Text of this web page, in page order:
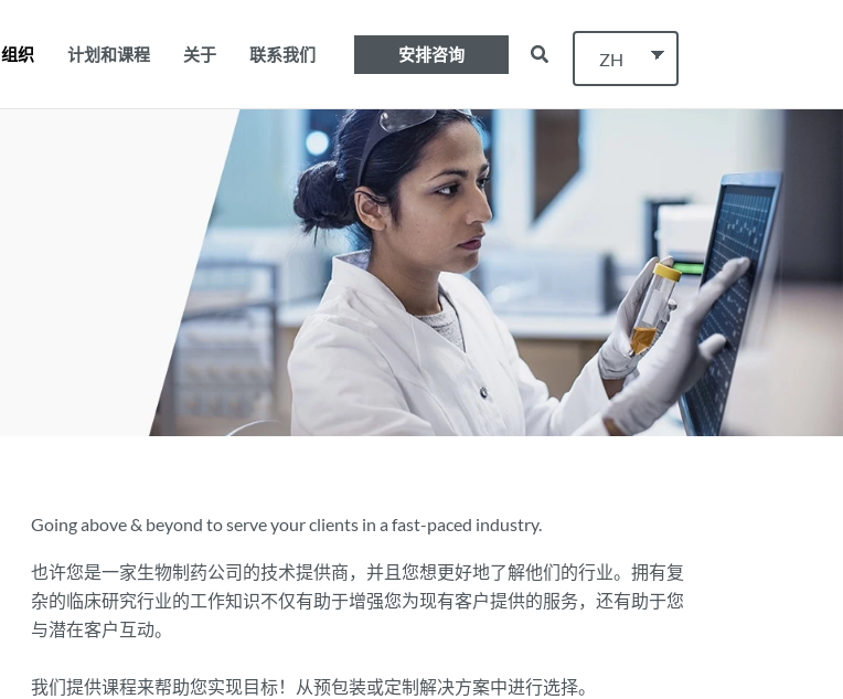
组织 计划和课程 关于 联系我们 安排咨询 ZH
Going above & beyond to serve your clients in a fast-paced industry.
也许您是一家生物制药公司的技术提供商，并且您想更好地了解他们的行业。拥有复
杂的临床研究行业的工作知识不仅有助于增强您为现有客户提供的服务，还有助于您
与潜在客户互动。
我们提供课程来帮助您实现目标！从预包装或定制解决方案中进行选择。